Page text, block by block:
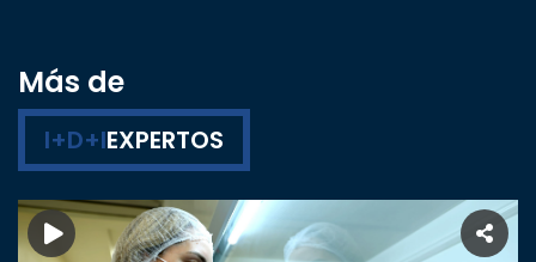
Más de
I+D+IEXPERTOS